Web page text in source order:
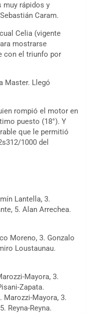
muy rápidos y
Caram.
Celia (vigente
mostrarse
con el triunfo por
Master. Llegó
rompió el motor en
puesto (18°). Y
que le permitió
1000 del
Lantella, 3.
5. Alan Arrechea.
Moreno, 3. Gonzalo
Loustaunau.
Mayora, 3.
Zapata.
Marozzi-Mayora, 3.
Reyna-Reyna.